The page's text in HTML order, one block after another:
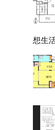
想生